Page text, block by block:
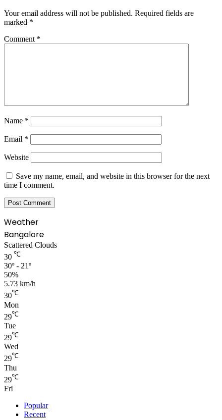
Your email address will not be published. Required fields are
marked *
Comment *
Name *
Email *
Website
Save my name, email, and website in this browser for the next
time I comment.
Weather
Bangalore
Scattered Clouds
30 ℃
30º - 21º
50%
5.73 km/h
30℃
Mon
29℃
Tue
29℃
Wed
29℃
Thu
29℃
Fri
Popular
Recent